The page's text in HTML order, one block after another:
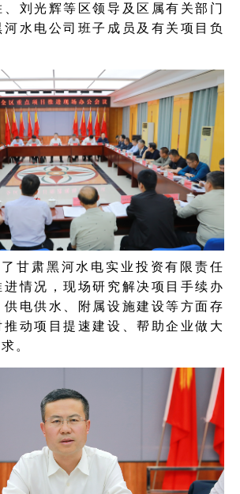
、刘光辉等区领导及区属有关部门
水电公司班子成员及有关项目负
甘肃黑河水电实业投资有限责任
情况，现场研究解决项目手续办
电供水、附属设施建设等方面存
动项目提速建设、帮助企业做大
。